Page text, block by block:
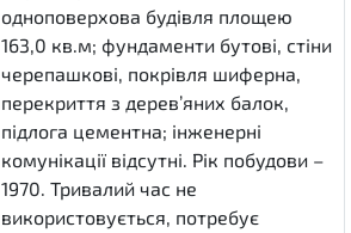
одноповерхова будівля площею
163,0 кв.м; фундаменти бутові, стіни
черепашкові, покрівля шиферна,
перекриття з дерев’яних балок,
підлога цементна; інженерні
комунікації відсутні. Рік побудови –
1970. Тривалий час не
використовується, потребує